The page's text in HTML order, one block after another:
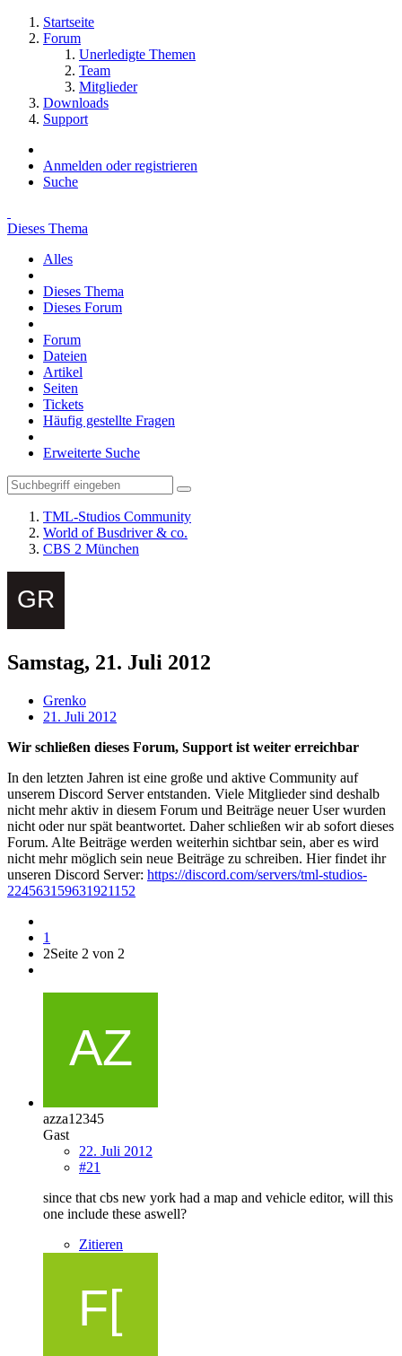
Startseite
Forum
Unerledigte Themen
Team
Mitglieder
Downloads
Support
Anmelden oder registrieren
Suche
Dieses Thema
Alles
Dieses Thema
Dieses Forum
Forum
Dateien
Artikel
Seiten
Tickets
Häufig gestellte Fragen
Erweiterte Suche
TML-Studios Community
World of Busdriver & co.
CBS 2 München
Samstag, 21. Juli 2012
Grenko
21. Juli 2012
Wir schließen dieses Forum, Support ist weiter erreichbar
In den letzten Jahren ist eine große und aktive Community auf
unserem Discord Server entstanden. Viele Mitglieder sind deshalb
nicht mehr aktiv in diesem Forum und Beiträge neuer User wurden
nicht oder nur spät beantwortet. Daher schließen wir ab sofort dieses
Forum. Alte Beiträge werden weiterhin sichtbar sein, aber es wird
nicht mehr möglich sein neue Beiträge zu schreiben. Hier findet ihr
unseren Discord Server: https://discord.com/servers/tml-studios-
224563159631921152
1
2Seite 2 von 2
azza12345
Gast
22. Juli 2012
#21
since that cbs new york had a map and vehicle editor, will this
one include these aswell?
Zitieren